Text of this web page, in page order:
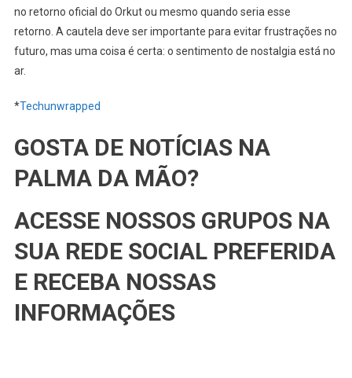
no retorno oficial do Orkut ou mesmo quando seria esse
retorno. A cautela deve ser importante para evitar frustrações no
futuro, mas uma coisa é certa: o sentimento de nostalgia está no
ar.
*Techunwrapped
GOSTA DE NOTÍCIAS NA
PALMA DA MÃO?
ACESSE NOSSOS GRUPOS NA
SUA REDE SOCIAL PREFERIDA
E RECEBA NOSSAS
INFORMAÇÕES